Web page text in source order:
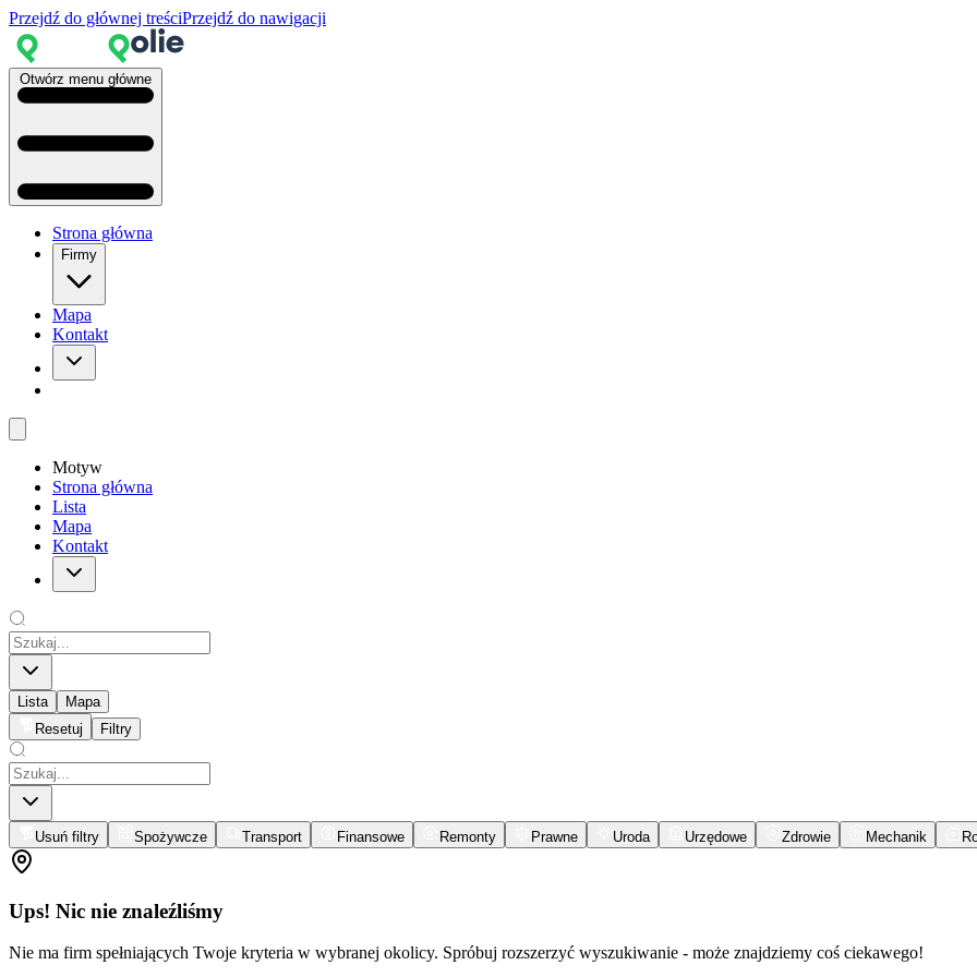
Przejdź do głównej treściPrzejdź do nawigacji
Otwórz menu główne
Strona główna
Firmy
Mapa
Kontakt
Motyw
Strona główna
Lista
Mapa
Kontakt
Lista
Mapa
Resetuj
Filtry
Usuń filtry Spożywcze Transport Finansowe Remonty Prawne Uroda Urzędowe Zdrowie Mechanik
Ups! Nic nie znaleźliśmy
Nie ma firm spełniających Twoje kryteria w wybranej okolicy. Spróbuj rozszerzyć wyszukiwanie - może znajdziemy coś ciekawego!